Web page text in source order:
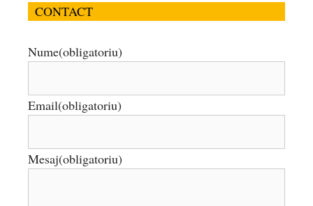
CONTACT
Nume(obligatoriu)
Email(obligatoriu)
Mesaj(obligatoriu)